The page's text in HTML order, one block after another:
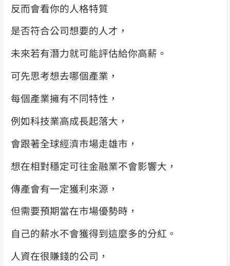
反而會看你的人格特質
是否符合公司想要的人才，
未來若有潛力就可能評估給你高薪。
可先思考想去哪個產業，
每個產業擁有不同特性，
例如科技業高成長起落大，
會跟著全球經濟市場走雄市，
想在相對穩定可往金融業不會影響大，
傳產會有一定獲利來源，
但需要預期當在市場優勢時，
自己的薪水不會獲得到這麼多的分紅。
人資在很賺錢的公司，